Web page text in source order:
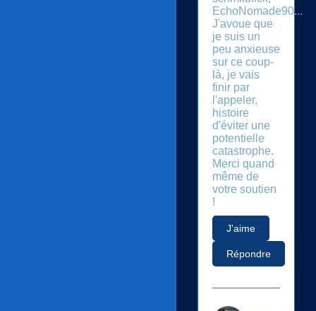
EchoNomade90...
J'avoue que
je suis un
peu anxieuse
sur ce coup-
là, je vais
finir par
l'appeler,
histoire
d'éviter une
potentielle
catastrophe.
Merci quand
même de
votre soutien
!
J'aime
Répondre